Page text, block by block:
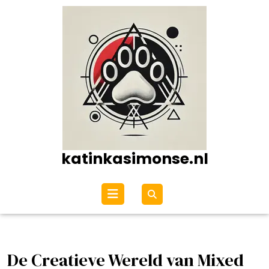
katinkasimonse.nl
Open
menu
De Creatieve Wereld van Mixed